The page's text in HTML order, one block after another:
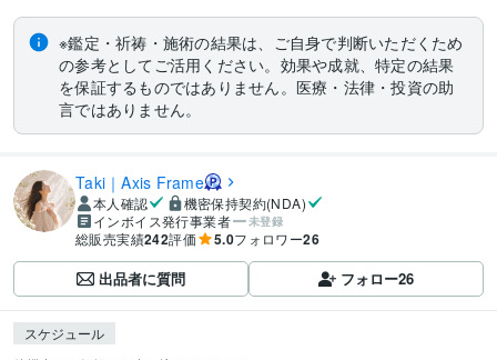
※鑑定・祈祷・施術の結果は、ご自身で判断いただくため
の参考としてご活用ください。効果や成就、特定の結果
を保証するものではありません。医療・法律・投資の助
言ではありません。
Taki｜Axis Frame
本人確認
機密保持契約(NDA)
インボイス発行事業者
未登録
総販売実績242評価 5.0フォロワー26
出品者に質問 フォロー26
スケジュール